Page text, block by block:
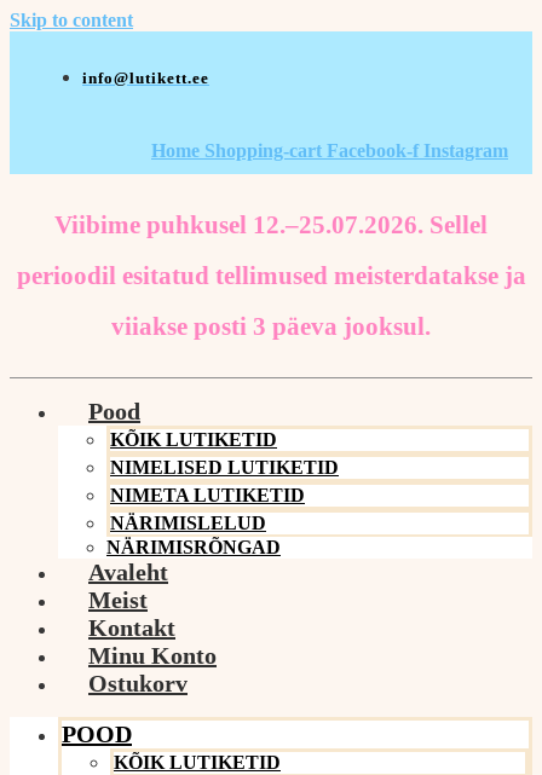
Skip to content
info@lutikett.ee
Home Shopping-cart Facebook-f Instagram
Viibime puhkusel 12.–25.07.2026. Sellel
perioodil esitatud tellimused meisterdatakse ja
viiakse posti 3 päeva jooksul.
Pood
KÕIK LUTIKETID
NIMELISED LUTIKETID
NIMETA LUTIKETID
NÄRIMISLELUD
NÄRIMISRÕNGAD
Avaleht
Meist
Kontakt
Minu Konto
Ostukorv
POOD
KÕIK LUTIKETID